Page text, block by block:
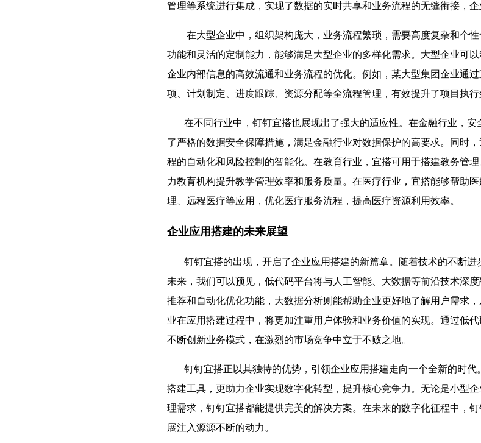
管理等系统进行集成，实现了数据的实时共享和业务流程的无缝衔接，企
在大型企业中，组织架构庞大，业务流程繁琐，需要高度复杂和个性
功能和灵活的定制能力，能够满足大型企业的多样化需求。大型企业可
企业内部信息的高效流通和业务流程的优化。例如，某大型集团企业通
项、计划制定、进度跟踪、资源分配等全流程管理，有效提升了项目执
在不同行业中，钉钉宜搭也展现出了强大的适应性。在金融行业，安
了严格的数据安全保障措施，满足金融行业对数据保护的高要求。同时
程的自动化和风险控制的智能化。在教育行业，宜搭可用于搭建教务管
力教育机构提升教学管理效率和服务质量。在医疗行业，宜搭能够帮助
理、远程医疗等应用，优化医疗服务流程，提高医疗资源利用效率。
企业应用搭建的未来展望
钉钉宜搭的出现，开启了企业应用搭建的新篇章。随着技术的不断进
未来，我们可以预见，低代码平台将与人工智能、大数据等前沿技术深
推荐和自动化优化功能，大数据分析则能帮助企业更好地了解用户需求
业在应用搭建过程中，将更加注重用户体验和业务价值的实现。通过低
不断创新业务模式，在激烈的市场竞争中立于不败之地。
钉钉宜搭正以其独特的优势，引领企业应用搭建走向一个全新的时代
搭建工具，更助力企业实现数字化转型，提升核心竞争力。无论是小型
理需求，钉钉宜搭都能提供完美的解决方案。在未来的数字化征程中，
展注入源源不断的动力。